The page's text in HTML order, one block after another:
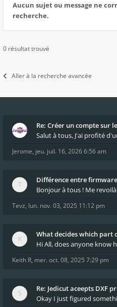
Aucun sujet ou message ne
recherche.
0 résultat trouvé
Aller à la recherche avancée
Re: Créer un compte sur
Salut à tous, J'ai profité
Jerome, jeu. juil. 16, 2026 6:56 am
Différence entre firmware
Bonjour à tous ! Me
Tevz, lun. nov. 03, 2025 11:12 pm
What decides which
Hi All, does anyone know
Keith R, mer. oct. 08, 2025 7:29 pm
Re: Jedicut aceepts DXF
Okay I just figured